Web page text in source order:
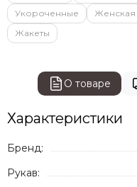
Укороченные
Женская
Жакеты
О товаре
Характеристики
Бренд:
Рукав: